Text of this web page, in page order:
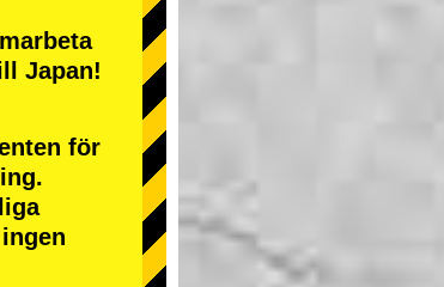
Japan!
för